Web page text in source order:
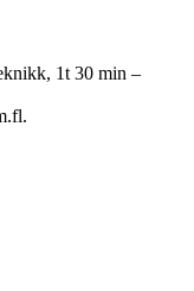
1t 30 min –